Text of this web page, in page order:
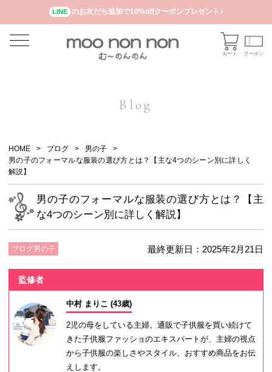
LINE のお友だち追加で10%offクーポンプレゼント♪
カート クーポン
Blog
HOME ブログ
男の子
男の子のフォーマルな服装の選び方とは？【主な4つのシーン別に詳しく
解説】
男の子のフォーマルな服装の選び方とは？【主
な4つのシーン別に詳しく解説】
ブログ男の子 最終更新日：2025年2月21日
監修者
中村 まりこ (43歳)
2児の母をしている主婦。通販で子供服を買い続けて
きた子供服ファッショのエキスパートが、主婦の視点
から子供服の楽しさやスタイル、おすすめ商品をお伝
えします。